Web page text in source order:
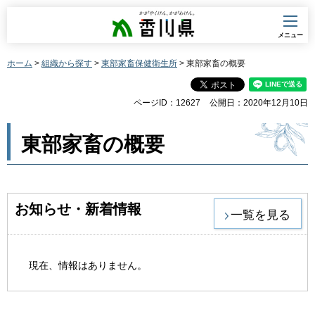
香川県
メニュー
ホーム > 組織から探す > 東部家畜保健衛生所 > 東部家畜の概要
ページID：12627 公開日：2020年12月10日
東部家畜の概要
お知らせ・新着情報 一覧を見る
現在、情報はありません。